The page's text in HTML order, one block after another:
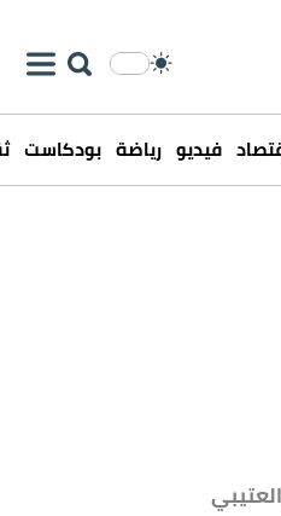
فيديو رياضة بودكاست